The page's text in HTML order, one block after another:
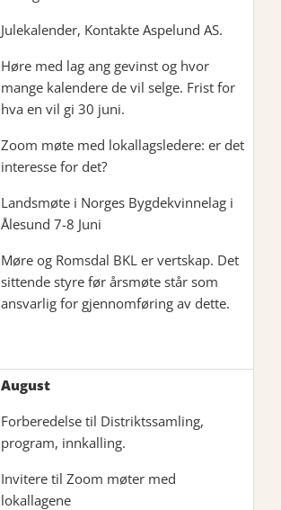
Julekalender, Kontakte Aspelund AS.
Høre med lag ang gevinst og hvor
mange kalendere de vil selge. Frist for
hva en vil gi 30 juni.
Zoom møte med lokallagsledere: er det
interesse for det?
Landsmøte i Norges Bygdekvinnelag i
Ålesund 7-8 Juni
Møre og Romsdal BKL er vertskap. Det
sittende styre før årsmøte står som
ansvarlig for gjennomføring av dette.
August
Forberedelse til Distriktssamling,
program, innkalling.
Invitere til Zoom møter med
lokallagene